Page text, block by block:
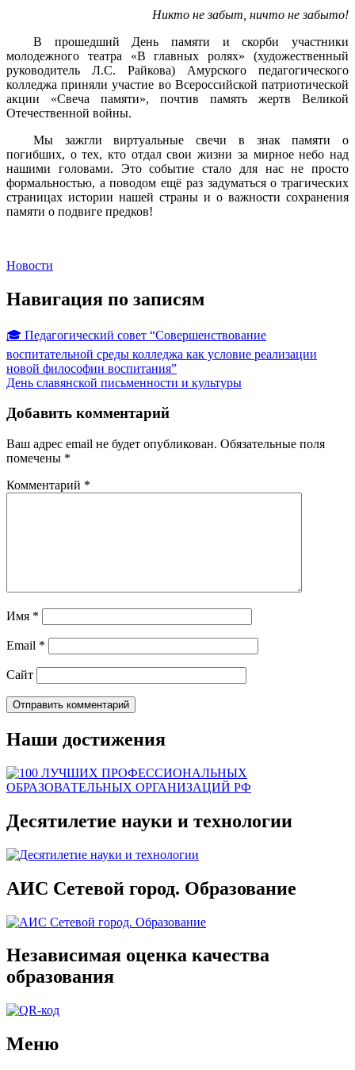
Никто не забыт, ничто не забыто!
В прошедший День памяти и скорби участники
молодежного театра «В главных ролях» (художественный
руководитель Л.С. Райкова) Амурского педагогического
колледжа приняли участие во Всероссийской патриотической
акции «Свеча памяти», почтив память жертв Великой
Отечественной войны.
Мы зажгли виртуальные свечи в знак памяти о
погибших, о тех, кто отдал свои жизни за мирное небо над
нашими головами. Это событие стало для нас не просто
формальностью, а поводом ещё раз задуматься о трагических
страницах истории нашей страны и о важности сохранения
памяти о подвиге предков!
Новости
Навигация по записям
🎓 Педагогический совет “Совершенствование
воспитательной среды колледжа как условие реализации
новой философии воспитания”
День славянской письменности и культуры
Добавить комментарий
Ваш адрес email не будет опубликован. Обязательные поля
помечены *
Комментарий *
Имя *
Email *
Сайт
Наши достижения
Десятилетие науки и технологии
АИС Сетевой город. Образование
Независимая оценка качества
образования
Меню